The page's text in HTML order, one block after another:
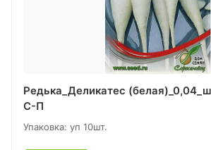
Редька_Деликатес
С-П
Упаковка: уп 10шт.